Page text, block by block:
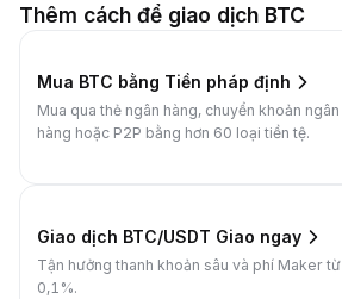
Thêm cách để giao dịch BTC
Mua BTC bằng Tiền pháp định
Mua qua thẻ ngân hàng, chuyển khoản ngân
hàng hoặc P2P bằng hơn 60 loại tiền tệ.
Giao dịch BTC/USDT Giao ngay
Tận hưởng thanh khoản sâu và phí Maker từ
0,1%.